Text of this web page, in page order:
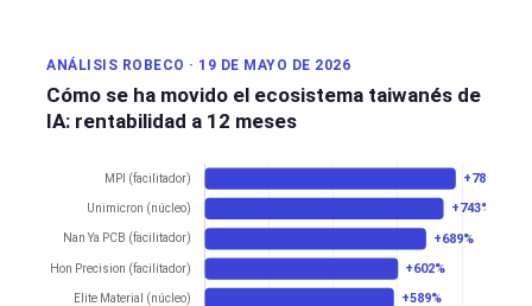
ANÁLISIS ROBECO · 19 DE MAYO DE 2026
Cómo se ha movido el ecosistema taiwanés de
IA: rentabilidad a 12 meses